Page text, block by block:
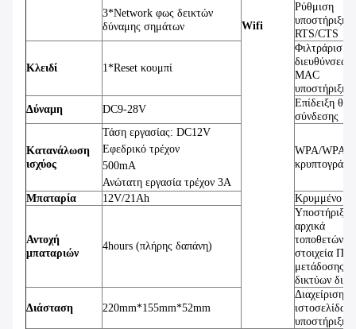
Wifi
3*Network φως δεικτών
δύναμης σημάτων
Ρύθμιση
υποστήριξης
RTS/CTS
Κλειδί 1*Reset κουμπί
Φιλτράρισμα
διευθύνσεων
MAC
υποστήριξης
Δύναμη
DC9-28V
Επίδειξη
σύνδεσης
Κατανάλωση
ισχύος
Τάση εργασίας: DC12V
Εφεδρικό τρέχον
500mA
Ανώτατη εργασία τρέχον 3A
WPA/WPA2/
Μπαταρία 12V/21Ah Κρυμμένο
Αντοχή
μπαταριών
4hours (πλήρης δαπάνη)
Υποστήριξης
αρχικά
στοιχεία
μετάδοσης
δικτύων
Διάσταση 220mm*155mm*52mm
Διαχείριση
ιστοσελίδας
υποστήριξης